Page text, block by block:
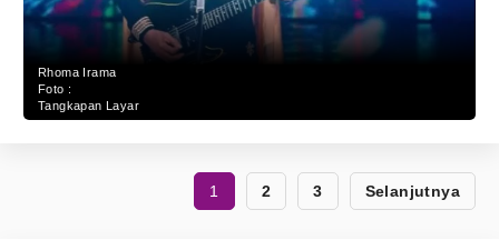
Rhoma Irama
Foto :
Tangkapan Layar
1 2 3 Selanjutnya